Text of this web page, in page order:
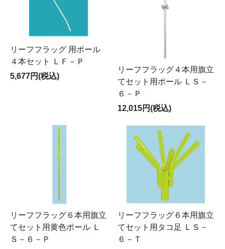
リーフフラッグ 用ポール
４本セット ＬＦ－Ｐ
5,677円(税込)
リーフフラッグ４本用旗立
てセット用ポール ＬＳ－
６－Ｐ
12,015円(税込)
リーフフラッグ６本用旗立
てセット用黄色ポール Ｌ
Ｓ－６－Ｐ
リーフフラッグ６本用旗立
てセット用タコ足 ＬＳ－
６－Ｔ